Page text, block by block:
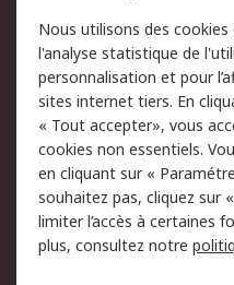
Retours
Track & trace
Legal
Politique de cookies
Politique de protection
des données - Mise à
jour
Nous utilisons des
l'analyse statistique de
personnalisation et pour
sites internet tiers. En
« Tout accepter», vous
cookies non essentiels.
en cliquant sur «
souhaitez pas, cliquez sur
limiter l’accès à certaines
plus, consultez notre